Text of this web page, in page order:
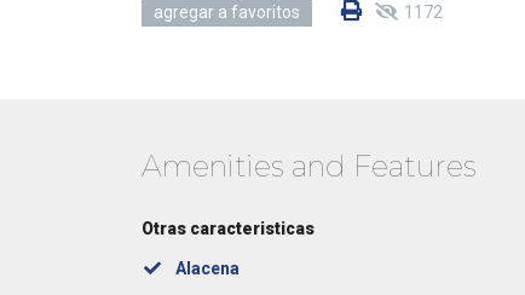
agregar a favoritos 1172
Amenities and Features
Otras caracteristicas
Alacena